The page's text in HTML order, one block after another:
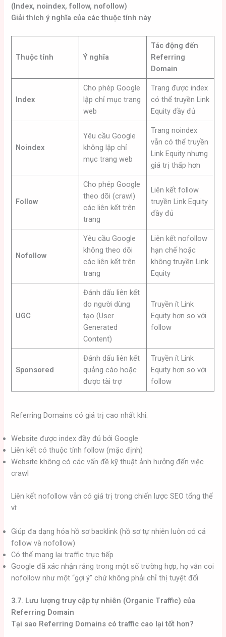
(Index, noindex, follow, nofollow)
Giải thích ý nghĩa của các thuộc tính này
Thuộc tính Ý nghĩa
Tác động đến
Referring
Domain
Index
Cho phép Google
lập chỉ mục trang
web
Trang được index
có thể truyền Link
Equity đầy đủ
Noindex
Yêu cầu Google
không lập chỉ
mục trang web
Trang noindex
vẫn có thể truyền
Link Equity nhưng
giá trị thấp hơn
Follow
Cho phép Google
theo dõi (crawl)
các liên kết trên
trang
Liên kết follow
truyền Link Equity
đầy đủ
Nofollow
Yêu cầu Google
không theo dõi
các liên kết trên
trang
Liên kết nofollow
hạn chế hoặc
không truyền Link
Equity
UGC
Đánh dấu liên kết
do người dùng
tạo (User
Generated
Content)
Truyền ít Link
Equity hơn so với
follow
Sponsored
Đánh dấu liên kết
quảng cáo hoặc
được tài trợ
Truyền ít Link
Equity hơn so với
follow
Referring Domains có giá trị cao nhất khi:
Website được index đầy đủ bởi Google
Liên kết có thuộc tính follow (mặc định)
Website không có các vấn đề kỹ thuật ảnh hưởng đến việc
crawl
Liên kết nofollow vẫn có giá trị trong chiến lược SEO tổng thể
vì:
Giúp đa dạng hóa hồ sơ backlink (hồ sơ tự nhiên luôn có cả
follow và nofollow)
Có thể mang lại traffic trực tiếp
Google đã xác nhận rằng trong một số trường hợp, họ vẫn coi
nofollow như một “gợi ý” chứ không phải chỉ thị tuyệt đối
3.7. Lưu lượng truy cập tự nhiên (Organic Traffic) của
Referring Domain
Tại sao Referring Domains có traffic cao lại tốt hơn?